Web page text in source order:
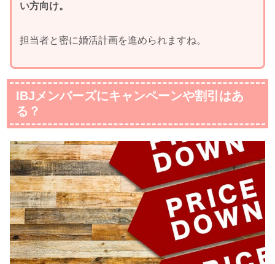
い方向け。
担当者と密に婚活計画を進められますね。
IBJメンバーズにキャンペーンや割引はあ
る？